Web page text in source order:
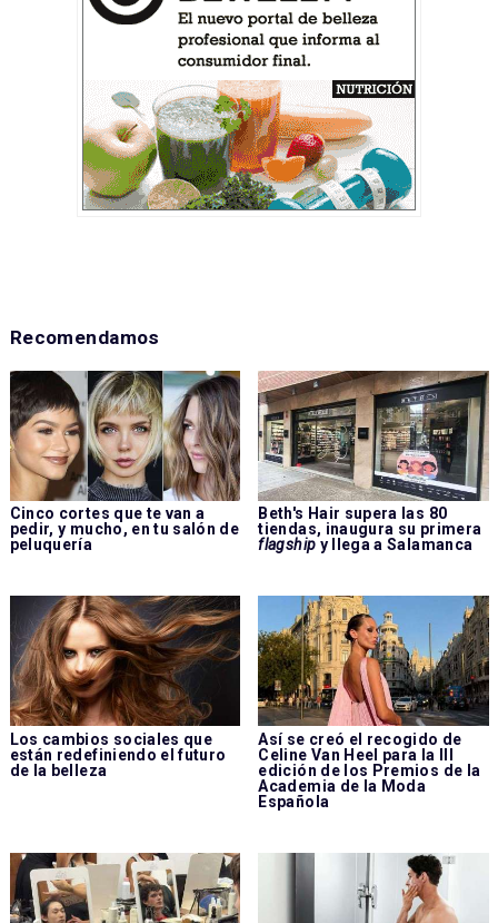
Recomendamos
Cinco cortes que te van a
pedir, y mucho, en tu salón de
peluquería
Beth's Hair supera las 80
tiendas, inaugura su primera
flagship y llega a Salamanca
Los cambios sociales que
están redefiniendo el futuro
de la belleza
Así se creó el recogido de
Celine Van Heel para la III
edición de los Premios de la
Academia de la Moda
Española